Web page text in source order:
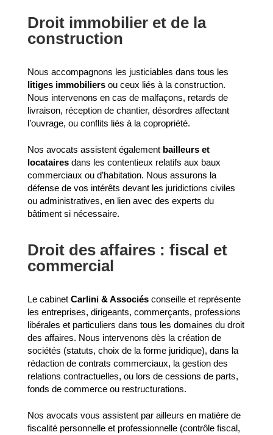
Droit immobilier et de la
construction
Nous accompagnons les justiciables dans tous les
litiges immobiliersou ceux liés à la construction.
Nous intervenons en cas de malfaçons, retards de
livraison, réception de chantier, désordres affectant
l’ouvrage, ou conflits liés à la copropriété.
Nos avocats assistent également bailleurs et
locatairesdans les contentieux relatifs aux baux
commerciaux ou d’habitation. Nous assurons la
défense de vos intérêts devant les juridictions civiles
ou administratives, en lien avec des experts du
bâtiment si nécessaire.
Droit des affaires : fiscal et
commercial
Le cabinet Carlini & Associésconseille et représente
les entreprises, dirigeants, commerçants, professions
libérales et particuliers dans tous les domaines du droit
des affaires. Nous intervenons dès la création de
sociétés (statuts, choix de la forme juridique), dans la
rédaction de contrats commerciaux, la gestion des
relations contractuelles, ou lors de cessions de parts,
fonds de commerce ou restructurations.
Nos avocats vous assistent par ailleurs en matière de
fiscalité personnelle et professionnelle (contrôle fiscal,